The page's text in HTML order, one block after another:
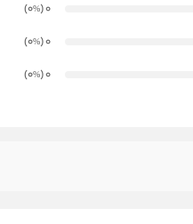
0
(0
%
)
0
(0
%
)
0
(0
%
)